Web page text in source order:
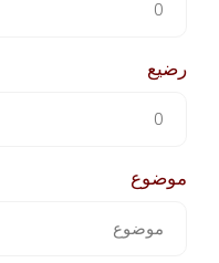
رضيع
موضوع